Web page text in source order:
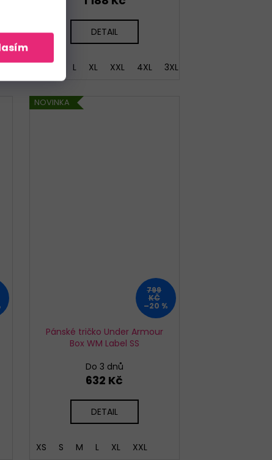
DETAIL
S M L XL XXL 4XL 3XL
NOVINKA
799
KČ
–20 %
Pánské tričko Under Armour
Box WM Label SS
Do 3 dnů
632 Kč
DETAIL
XS S M L XL XXL